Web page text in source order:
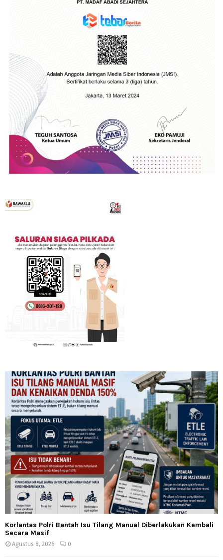
Korlantas Polri Bantah Isu Tilang Manual Diberlakukan Kembali
Secara Masif
Agustus 8, 2026 0